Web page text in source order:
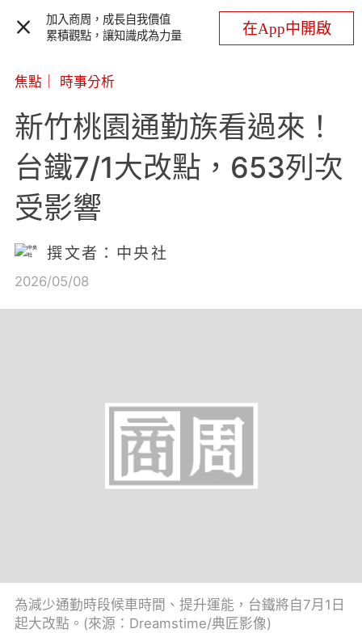
加入商周，成長自我價值
累積觀點，讓知識成為力量
在App中開啟
焦點 時事分析
新竹桃園通勤族看過來！
台鐵7/1大改點，653列次
受影響
撰文者：中央社
2026/05/08
為減少通勤時段候車時間、提升運能，台鐵將自7月1日
起大改點。(來源：Dreamstime/典匠影像)